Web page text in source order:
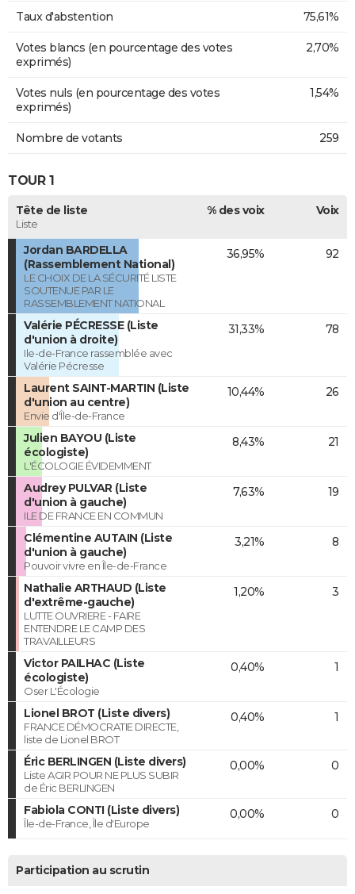
Taux d'abstention 75,61%
Votes blancs (en pourcentage des votes
exprimés)
2,70%
Votes nuls (en pourcentage des votes
exprimés)
1,54%
Nombre de votants 259
TOUR 1
Tête de liste
Liste
% des voix Voix
Jordan BARDELLA
(Rassemblement National)
LE CHOIX DE LA SÉCURITÉ LISTE
SOUTENUE PAR LE
RASSEMBLEMENT NATIONAL
36,95% 92
Valérie PÉCRESSE (Liste
d'union à droite)
Ile-de-France rassemblée avec
Valérie Pécresse
31,33% 78
Laurent SAINT-MARTIN (Liste
d'union au centre)
Envie d'Île-de-France
10,44% 26
Julien BAYOU (Liste
écologiste)
L'ÉCOLOGIE ÉVIDEMMENT
8,43% 21
Audrey PULVAR (Liste
d'union à gauche)
ILE DE FRANCE EN COMMUN
7,63% 19
Clémentine AUTAIN (Liste
d'union à gauche)
Pouvoir vivre en Île-de-France
3,21% 8
Nathalie ARTHAUD (Liste
d'extrême-gauche)
LUTTE OUVRIERE - FAIRE
ENTENDRE LE CAMP DES
TRAVAILLEURS
1,20% 3
Victor PAILHAC (Liste
écologiste)
Oser L'Écologie
0,40% 1
Lionel BROT (Liste divers)
FRANCE DÉMOCRATIE DIRECTE,
liste de Lionel BROT
0,40% 1
Éric BERLINGEN (Liste divers)
Liste AGIR POUR NE PLUS SUBIR
de Éric BERLINGEN
0,00% 0
Fabiola CONTI (Liste divers)
Île-de-France, Île d'Europe
0,00% 0
Participation au scrutin